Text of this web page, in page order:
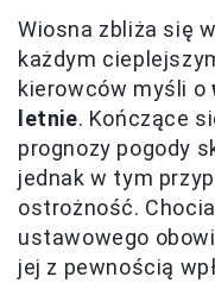
Wiosna zbliża się
każdym
kierowców myśli o
letnie. Kończące
prognozy pogody
jednak w tym
ostrożność.
ustawowego
jej z pewnością